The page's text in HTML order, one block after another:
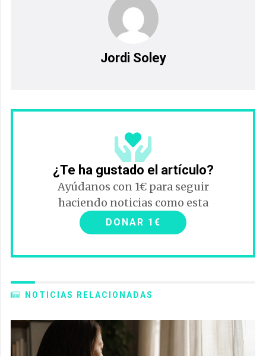
Jordi Soley
¿Te ha gustado el artículo?
Ayúdanos con 1€ para seguir
haciendo noticias como esta
DONAR 1€
NOTICIAS RELACIONADAS